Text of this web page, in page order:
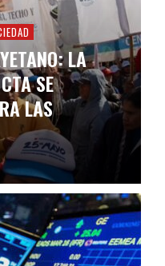
LA
SE
LAS